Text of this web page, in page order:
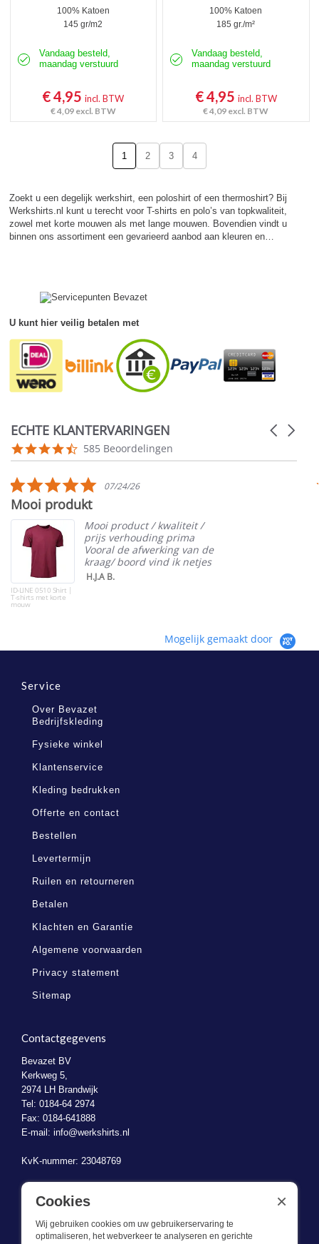
100% Katoen
145 gr/m2
Vandaag besteld,
maandag verstuurd
€ 4,95incl. BTW
€ 4,09 excl. BTW
100% Katoen
185 gr./m²
Vandaag besteld,
maandag verstuurd
€ 4,95 incl. BTW
€ 4,09 excl. BTW
1 2 3 4
Zoekt u een degelijk werkshirt, een poloshirt of een thermoshirt? Bij
Werkshirts.nl kunt u terecht voor T-shirts en polo’s van topkwaliteit,
zowel met korte mouwen als met lange mouwen. Bovendien vindt u
binnen ons assortiment een gevarieerd aanbod aan kleuren en…
U kunt hier veilig betalen met
ECHTE KLANTERVARINGEN
Reviews
carousel
Carousel
4.5
star
585 Beoordelingen
5.0
star
07/24/26
Mooi produkt
ID-LINE 0510 Shirt |
T-shirts met korte
mouw
Mooi product / kwaliteit /
prijs verhouding prima
Vooral de afwerking van de
kraag/ boord vind ik netjes
H.J.A B.
Mogelijk gemaakt door
Service
Over Bevazet
Bedrijfskleding
Fysieke winkel
Klantenservice
Kleding bedrukken
Offerte en contact
Bestellen
Levertermijn
Ruilen en retourneren
Betalen
Klachten en Garantie
Algemene voorwaarden
Privacy statement
Sitemap
Contactgegevens
Bevazet BV
Kerkweg 5,
2974 LH Brandwijk
Tel: 0184-64 2974
Fax: 0184-641888
E-mail: info@werkshirts.nl
KvK-nummer: 23048769
BTW-identificatienummer: NL823470787B01
Cookies
Wij gebruiken cookies om uw gebruikerservaring te
optimaliseren, het webverkeer te analyseren en gerichte
×